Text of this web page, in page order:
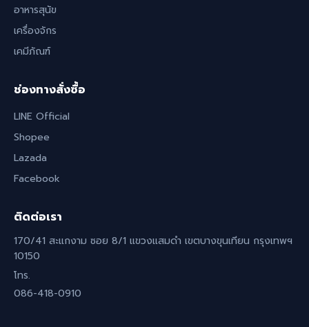
อาหารสุนัข
เครื่องจักร
เคมีภัณฑ์
ช่องทางสั่งซื้อ
LINE Official
Shopee
Lazada
Facebook
ติดต่อเรา
170/41 สะแกงาม ซอย 8/1 แขวงแสมดำ เขตบางขุนเทียน กรุงเทพฯ
10150
โทร.
086-418-0910